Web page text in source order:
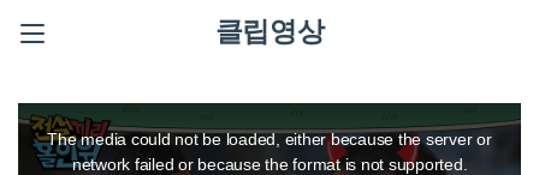
클립영상
is
modal
window.
The media could not be loaded, either because the server or
network failed or because the format is not supported.